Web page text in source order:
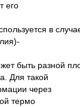
его
в
быть разной
Для такой
через
термо